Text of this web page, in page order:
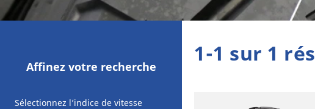
Affinez votre recherche
Sélectionnez l’indice de vitesse
1-1 sur 1